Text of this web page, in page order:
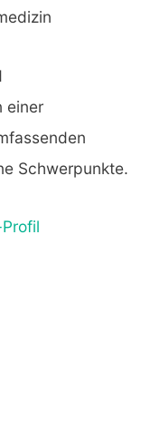
einer
Schwerpunkte.